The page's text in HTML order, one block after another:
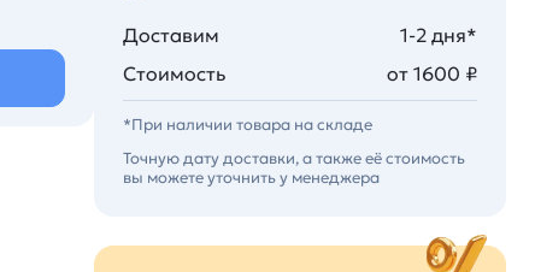
Доставим
1-2 дня*
Стоимость
от 1600 ₽
*При наличии товара на складе
Точную дату доставки, а также её стоимость
вы можете уточнить у менеджера